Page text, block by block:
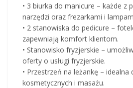
• 3 biurka do manicure – każde z
narzędzi oraz frezarkami i
• 2 stanowiska do pedicure –
zapewniają komfort klientom.
• Stanowisko fryzjerskie –
oferty o usługi fryzjerskie.
• Przestrzeń na leżankę – idealna
kosmetycznych i masażu.